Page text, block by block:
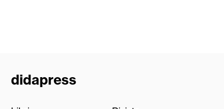
didapress